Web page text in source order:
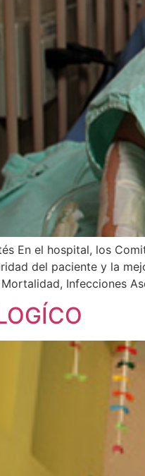
En el hospital, los
del paciente y la
Infecciones